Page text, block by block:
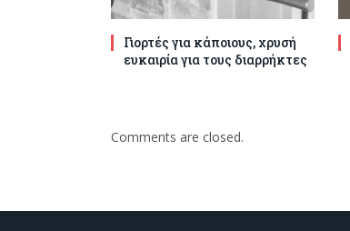
Γιορτές για κάποιους, χρυσή
ευκαιρία για τους διαρρήκτες
Comments are closed.